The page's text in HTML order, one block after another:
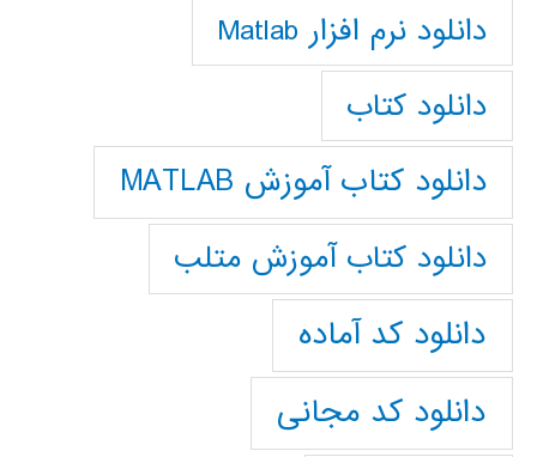
دانلود نرم افزار Matlab
دانلود کتاب
دانلود کتاب آموزش MATLAB
دانلود کتاب آموزش متلب
دانلود کد آماده
دانلود کد مجانی